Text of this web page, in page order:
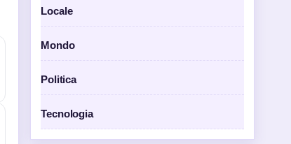
Locale
Mondo
Politica
Tecnologia